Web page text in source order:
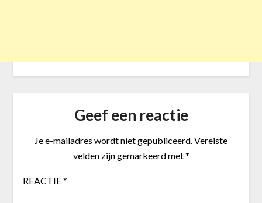
Geef een reactie
Je e-mailadres wordt niet gepubliceerd.Vereiste
velden zijn gemarkeerd met*
REACTIE*